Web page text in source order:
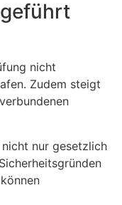
nicht
Zudem steigt
nur gesetzlich